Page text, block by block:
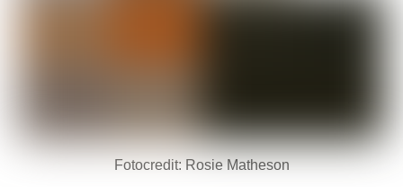
Fotocredit: Rosie Matheson